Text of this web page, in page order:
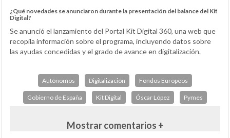
¿Qué novedades se anunciaron durante la presentación del balance del Kit
Digital?
Se anunció el lanzamiento del Portal Kit Digital 360, una web que
recopila información sobre el programa, incluyendo datos sobre
las ayudas concedidas y el grado de avance en digitalización.
Autónomos Digitalización Fondos Europeos
Gobierno de España Kit Digital Óscar López Pymes
Mostrar comentarios +